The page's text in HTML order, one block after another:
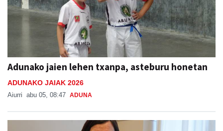
Adunako jaien lehen txanpa, asteburu honetan
ADUNAKO JAIAK 2026
Aiurri abu 05, 08:47 ADUNA